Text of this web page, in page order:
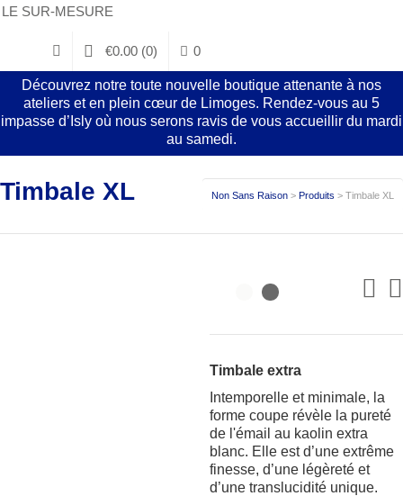
LE SUR-MESURE
€0.00 (0) 0
Découvrez notre toute nouvelle boutique attenante à nos
ateliers et en plein cœur de Limoges. Rendez-vous au 5
impasse d’Isly où nous serons ravis de vous accueillir du mardi
au samedi.
Timbale XL Non Sans Raison > Produits > Timbale XL
Timbale extra
Intemporelle et minimale, la
forme coupe révèle la pureté
de l'émail au kaolin extra
blanc. Elle est d’une extrême
finesse, d’une légèreté et
d’une translucidité unique.